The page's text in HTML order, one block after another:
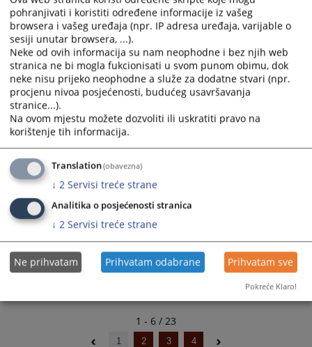
calendar
and
select
a
date.
Press
the
question
mark
key
get
the
keyboard
shortcuts
for
changing
dates.
calendar
and
select
a
date.
Press
question
mark
key
to
get
keyboard
shortcuts
for
changing
dates.
Plan rješavanja predmeta I. kvartal za 2026. godinu
Plan rješavanja predmeta IV. kvartal za 2025. godinu
Godišnji plan rješavanja predmeta za 2025. godinu
1 - 6 / 23
1 2 3 4
pohranjivati i koristiti određene informacije iz vašeg
browsera i vašeg uređaja (npr. IP adresa uređaja, varijable o
sesiji unutar browsera, ...).
Neke od ovih informacija su nam neophodne i bez njih web
stranica ne bi mogla fukcionisati u svom punom obimu, dok
neke nisu prijeko neophodne a služe za dodatne stvari (npr.
procjenu nivoa posjećenosti, budućeg usavršavanja
stranice...).
Na ovom mjestu možete dozvoliti ili uskratiti pravo na
korištenje tih informacija.
Translation(obavezna)
↓ 2 Servisi treće strane
Analitika o posjećenosti stranica
↓ 2 Servisi treće strane
Ne prihvatam Prihvatam odabrane Prihvatam sve
Pokreće Klaro!